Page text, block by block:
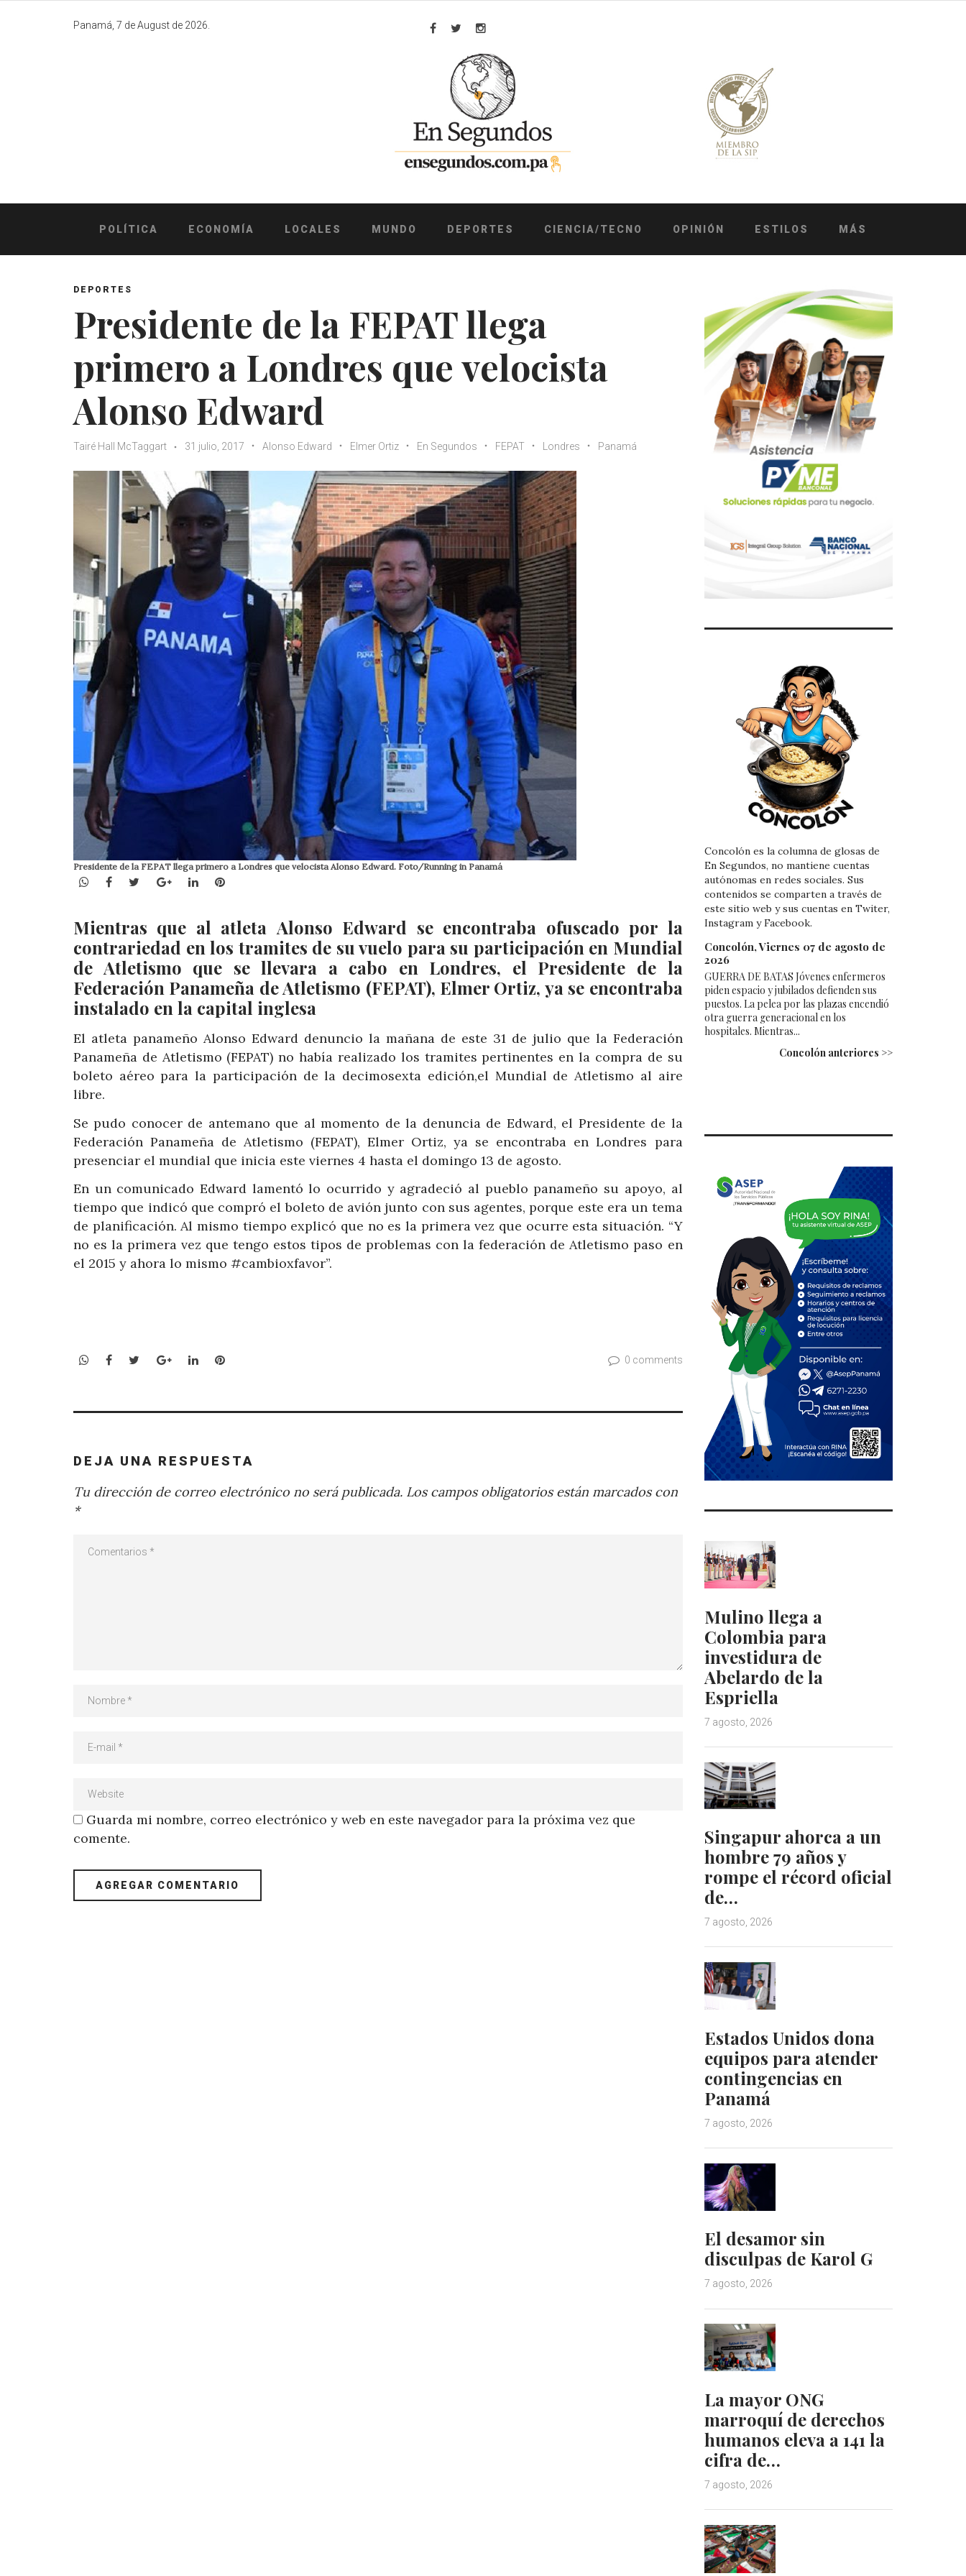
Panamá, 7 de August de 2026.
Facebook
TwitterInstagram
POLÍTICA ECONOMÍA LOCALES MUNDO DEPORTES CIENCIA/TECNO OPINIÓN ESTILOS MÁS
DEPORTES
Presidente de la FEPAT llega
primero a Londres que velocista
Alonso Edward
Tairé Hall McTaggart 31 julio, 2017 Alonso Edward Elmer Ortiz En Segundos FEPAT Londres Panamá
Presidente de la FEPAT llega primero a Londres que velocista Alonso Edward. Foto/Running in Panamá
WhatsApp
Facebook
TwitterGoogle+LinkedInPinterest
Mientras que al atleta Alonso Edward se encontraba ofuscado por la
contrariedad en los tramites de su vuelo para su participación en Mundial
de Atletismo que se llevara a cabo en Londres, el Presidente de la
Federación Panameña de Atletismo (FEPAT), Elmer Ortiz, ya se encontraba
instalado en la capital inglesa
El atleta panameño Alonso Edward denuncio la mañana de este 31 de julio que la Federación
Panameña de Atletismo (FEPAT) no había realizado los tramites pertinentes en la compra de su
boleto aéreo para la participación de la decimosexta edición,el Mundial de Atletismo al aire
libre.
Se pudo conocer de antemano que al momento de la denuncia de Edward, el Presidente de la
Federación Panameña de Atletismo (FEPAT), Elmer Ortiz, ya se encontraba en Londres para
presenciar el mundial que inicia este viernes 4 hasta el domingo 13 de agosto.
En un comunicado Edward lamentó lo ocurrido y agradeció al pueblo panameño su apoyo, al
tiempo que indicó que compró el boleto de avión junto con sus agentes, porque este era un tema
de planificación. Al mismo tiempo explicó que no es la primera vez que ocurre esta situación. “Y
no es la primera vez que tengo estos tipos de problemas con la federación de Atletismo paso en
el 2015 y ahora lo mismo #cambioxfavor”.
WhatsApp
Facebook
TwitterGoogle+LinkedInPinterest 0 comments
DEJA UNA RESPUESTA
Tu dirección de correo electrónico no será publicada. Los campos obligatorios están marcados con
*
Guarda mi nombre, correo electrónico y web en este navegador para la próxima vez que
comente.
Concolón es la columna de glosas de
En Segundos, no mantiene cuentas
autónomas en redes sociales. Sus
contenidos se comparten a través de
este sitio web y sus cuentas en Twiter,
Instagram y Facebook.
Concolón, Viernes 07 de agosto de
2026
GUERRA DE BATAS Jóvenes enfermeros
piden espacio y jubilados defienden sus
puestos. La pelea por las plazas encendió
otra guerra generacional en los
hospitales. Mientras...
Concolón anteriores >>
Mulino llega a
Colombia para
investidura de
Abelardo de la
Espriella
7 agosto, 2026
Singapur ahorca a un
hombre 79 años y
rompe el récord oficial
de…
7 agosto, 2026
Estados Unidos dona
equipos para atender
contingencias en
Panamá
7 agosto, 2026
El desamor sin
disculpas de Karol G
7 agosto, 2026
La mayor ONG
marroquí de derechos
humanos eleva a 141 la
cifra de…
7 agosto, 2026